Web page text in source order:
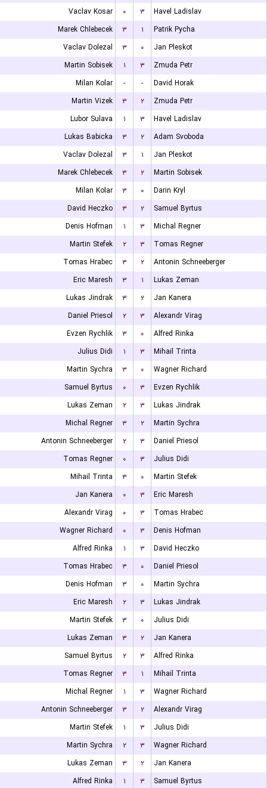
Vaclav Kosar
۰ ۳
Havel Ladislav
Marek Chlebecek
۳ ۱
Patrik Pycha
Vaclav Dolezal
۳ ۰
Jan Pleskot
Martin Sobisek
۱ ۳
Zmuda Petr
Milan Kolar
- -
David Horak
Martin Vizek
۳ ۲
Zmuda Petr
Lubor Sulava
۱ ۳
Havel Ladislav
Lukas Babicka
۳ ۲
Adam Svoboda
Vaclav Dolezal
۳ ۱
Jan Pleskot
Marek Chlebecek
۳ ۲
Martin Sobisek
Milan Kolar
۳ ۰
Darin Kryl
David Heczko
۳ ۲
Samuel Byrtus
Denis Hofman
۱ ۳
Michal Regner
Martin Stefek
۲ ۳
Tomas Regner
Tomas Hrabec
۳ ۲
Antonin Schneeberger
Eric Maresh
۳ ۱
Lukas Zeman
Lukas Jindrak
۳ ۲
Jan Kanera
Daniel Priesol
۲ ۳
Alexandr Virag
Evzen Rychlik
۳ ۰
Alfred Rinka
Julius Didi
۱ ۳
Mihail Trinta
Martin Sychra
۳ ۰
Wagner Richard
Samuel Byrtus
۰ ۳
Evzen Rychlik
Lukas Zeman
۲ ۳
Lukas Jindrak
Michal Regner
۳ ۲
Martin Sychra
Antonin Schneeberger
۲ ۳
Daniel Priesol
Tomas Regner
۰ ۳
Julius Didi
Mihail Trinta
۳ ۰
Martin Stefek
Jan Kanera
۰ ۳
Eric Maresh
Alexandr Virag
۰ ۳
Tomas Hrabec
Wagner Richard
۰ ۳
Denis Hofman
Alfred Rinka
۱ ۳
David Heczko
Tomas Hrabec
۳ ۰
Daniel Priesol
Denis Hofman
۳ ۰
Martin Sychra
Eric Maresh
۲ ۳
Lukas Jindrak
Martin Stefek
۳ ۰
Julius Didi
Lukas Zeman
۳ ۲
Jan Kanera
Samuel Byrtus
۲ ۳
Alfred Rinka
Tomas Regner
۳ ۱
Mihail Trinta
Michal Regner
۱ ۳
Wagner Richard
Antonin Schneeberger
۳ ۲
Alexandr Virag
Martin Stefek
۱ ۳
Julius Didi
Martin Sychra
۲ ۳
Wagner Richard
Lukas Zeman
۳ ۲
Jan Kanera
Alfred Rinka
۱ ۳ Samuel Byrtus